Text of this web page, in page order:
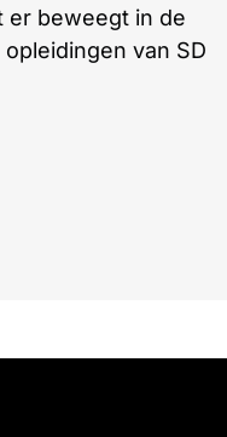
er beweegt in de
van SD